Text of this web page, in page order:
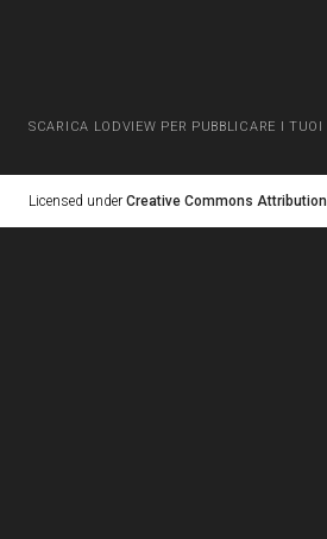
SCARICA LODVIEW PER PUBBLICARE I TUOI
Licensed under Creative Commons